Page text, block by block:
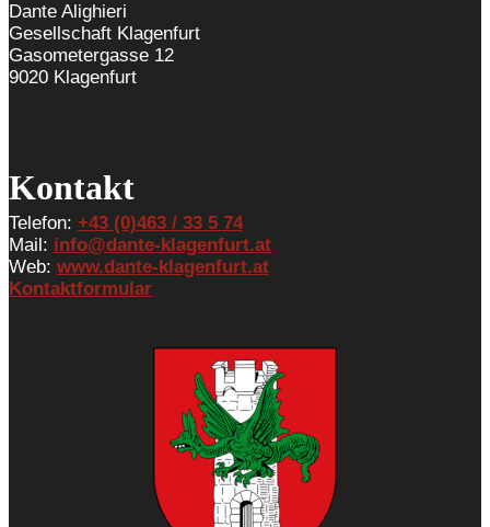
Dante Alighieri
Gesellschaft Klagenfurt
Gasometergasse 12
9020 Klagenfurt
Kontakt
Telefon: +43 (0)463 / 33 5 74
Mail: info@dante-klagenfurt.at
Web: www.dante-klagenfurt.at
Kontaktformular